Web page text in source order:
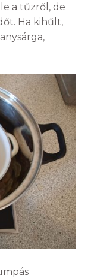
a tűzről, de
Ha kihűlt,